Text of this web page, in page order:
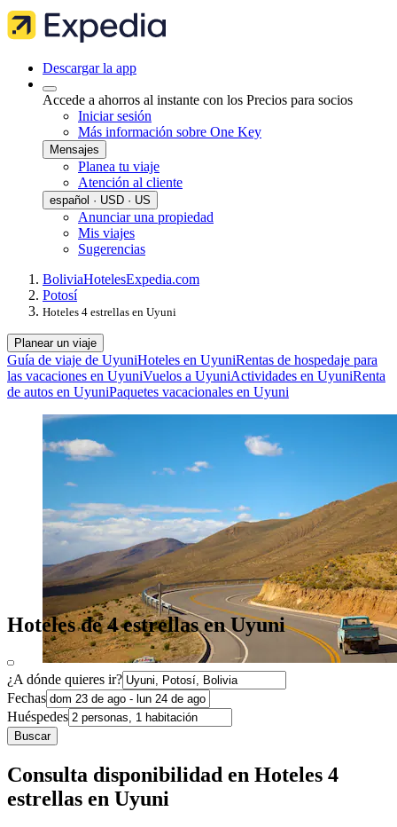
Descargar la app
Accede a ahorros al instante con los Precios para socios
Iniciar sesión
Más información sobre One Key
Mensajes
Planea tu viaje
Atención al cliente
español · USD · US
Anunciar una propiedad
Mis viajes
Sugerencias
BoliviaHotelesExpedia.com
Potosí
Hoteles 4 estrellas en Uyuni
Planear un viaje
Guía de viaje de UyuniHoteles en UyuniRentas de hospedaje para
las vacaciones en UyuniVuelos a UyuniActividades en UyuniRenta
de autos en UyuniPaquetes vacacionales en Uyuni
Hoteles de 4 estrellas en Uyuni
¿A dónde quieres ir?
Fechas
Huéspedes
Buscar
Consulta disponibilidad en Hoteles 4
estrellas en Uyuni